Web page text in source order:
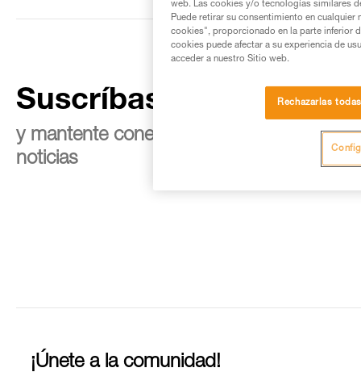
Suscríbase al boletín
y mantente conectado con nuestras
noticias
¡Únete a la comunidad!
web. Las cookies y/o tecnologías similares
Puede retirar su consentimiento en
cookies", proporcionado en la parte inferior
cookies puede afectar a su experiencia de
acceder a nuestro Sitio web.
Rechazarlas